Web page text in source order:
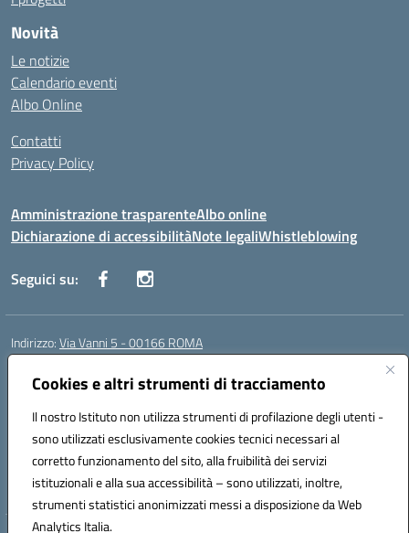
Cookies e altri strumenti di tracciamento
Il nostro Istituto non utilizza strumenti di profilazione degli utenti -
sono utilizzati esclusivamente cookies tecnici necessari al
corretto funzionamento del sito, alla fruibilità dei servizi
istituzionali e alla sua accessibilità – sono utilizzati, inoltre,
strumenti statistici anonimizzati messi a disposizione da Web
Analytics Italia.
Novità
Le notizie
Calendario eventi
Albo Online
Contatti
Privacy Policy
Amministrazione trasparenteAlbo online
Dichiarazione di accessibilitàNote legaliWhistleblowing
Seguici su:
Indirizzo:Via Vanni 5 - 00166 ROMA
Centralino:
Posta elettronica certificata (PEC):RMIC86500P@pec.istruzione.it
Codice fiscale: 97197050582
Codice meccanografico:RMIC86500P
Codice Indice delle Pubbliche Amministrazioni (IPA): istsc_RMIC86500P
Codice unico di fatturazione (CUF): UFSRRZ